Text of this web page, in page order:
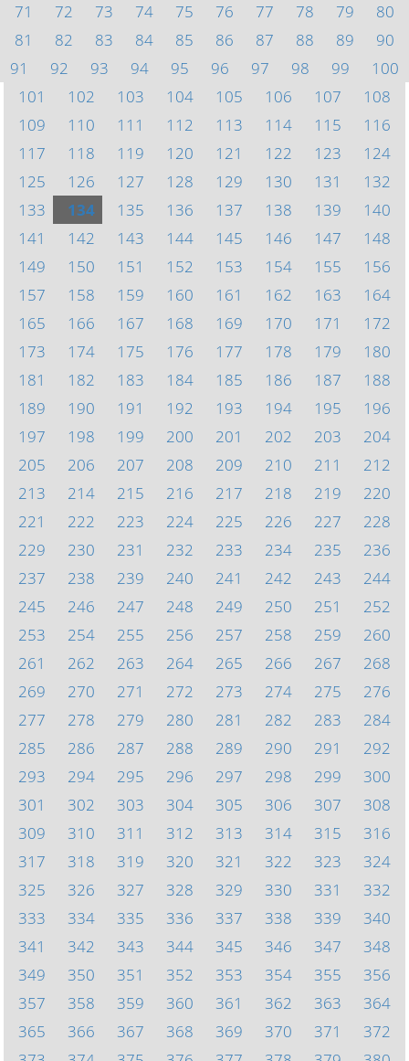
71
72 73 74 75 76 77 78 79
80
81
82 83 84 85 86 87 88 89
90
91
92 93 94 95 96 97 98 99
100
101
102 103 104 105 106 107
108
109
110 111 112 113 114 115
116
117
118 119 120 121 122 123
124
125
126 127 128 129 130 131
132
133
134 135 136 137 138 139
140
141
142 143 144 145 146 147
148
149
150 151 152 153 154 155
156
157
158 159 160 161 162 163
164
165
166 167 168 169 170 171
172
173
174 175 176 177 178 179
180
181
182 183 184 185 186 187
188
189
190 191 192 193 194 195
196
197
198 199 200 201 202 203
204
205
206 207 208 209 210 211
212
213
214 215 216 217 218 219
220
221
222 223 224 225 226 227
228
229
230 231 232 233 234 235
236
237
238 239 240 241 242 243
244
245
246 247 248 249 250 251
252
253
254 255 256 257 258 259
260
261
262 263 264 265 266 267
268
269
270 271 272 273 274 275
276
277
278 279 280 281 282 283
284
285
286 287 288 289 290 291
292
293
294 295 296 297 298 299
300
301
302 303 304 305 306 307
308
309
310 311 312 313 314 315
316
317
318 319 320 321 322 323
324
325
326 327 328 329 330 331
332
333
334 335 336 337 338 339
340
341
342 343 344 345 346 347
348
349
350 351 352 353 354 355
356
357
358 359 360 361 362 363
364
365
366 367 368 369 370 371
372